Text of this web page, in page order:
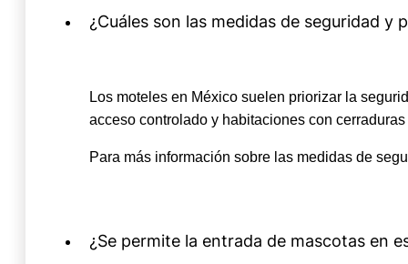
¿Cuáles son las medidas de seguridad y
Los moteles en México suelen priorizar la
acceso controlado y habitaciones con
Para más información sobre las medidas de
¿Se permite la entrada de mascotas en